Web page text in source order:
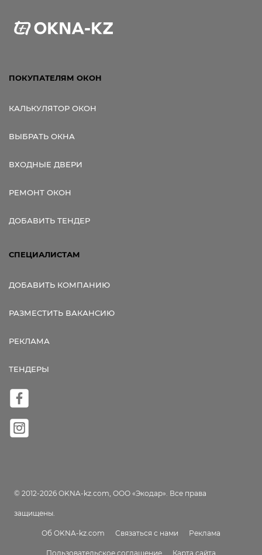
ПОКУПАТЕЛЯМ ОКОН
КАЛЬКУЛЯТОР ОКОН
ВЫБРАТЬ ОКНА
ВХОДНЫЕ ДВЕРИ
РЕМОНТ ОКОН
ДОБАВИТЬ ТЕНДЕР
СПЕЦИАЛИСТАМ
ДОБАВИТЬ КОМПАНИЮ
РАЗМЕСТИТЬ ВАКАНСИЮ
РЕКЛАМА
ТЕНДЕРЫ
© 2012-2026 OKNA-kz.com, ООО «Экодар». Все права
защищены.
Об OKNA-kz.com Связаться с нами Реклама
Пользовательское соглашение Карта сайта